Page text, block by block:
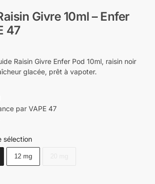
Givre 10ml – Enfer
47
Raisin Givre Enfer Pod 10ml, raisin noir
glacée, prêt à vapoter.
par VAPE 47
sélection
12 mg